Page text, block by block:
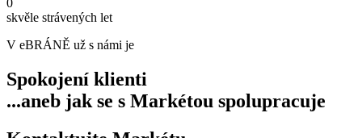
0
skvěle strávených let
V eBRÁNĚ už s námi je
Spokojení klienti
...aneb jak se s Markétou spolupracuje